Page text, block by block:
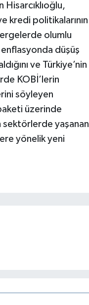
kredi politikalarının
olumlu
enflasyonda düşüş
ve Türkiye’nin
KOBİ’lerin
söyleyen
üzerinde
sektörlerde yaşanan
yönelik yeni